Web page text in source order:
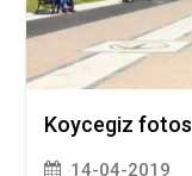
Koycegiz fotos
14-04-2019